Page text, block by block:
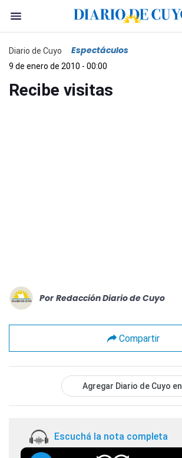
Diario de Cuyo Espectáculos
9 de enero de 2010 - 00:00
Recibe visitas
Por Redacción Diario de Cuyo
Compartir
Agregar Diario de Cuyo en
Escuchá la nota completa